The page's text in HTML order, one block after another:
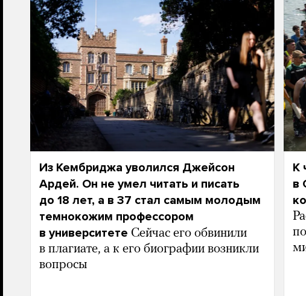
Из Кембриджа уволился Джейсон
Ардей. Он не умел читать и писать
до 18 лет, а в 37 стал самым молодым
темнокожим профессором
в университете Сейчас его обвинили
в плагиате, а к его биографии возникли
вопросы
К
в